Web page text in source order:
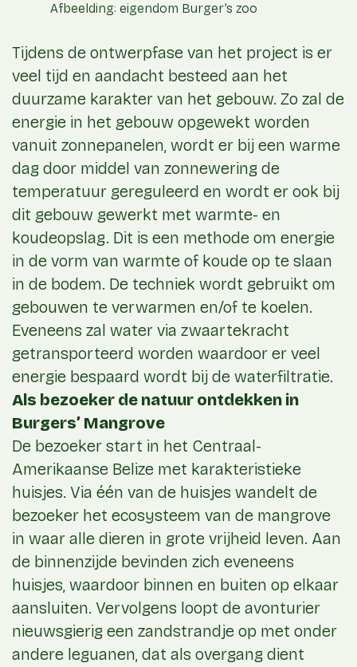
Afbeelding: eigendom Burger’s zoo
Tijdens de ontwerpfase van het project is er
veel tijd en aandacht besteed aan het
duurzame karakter van het gebouw. Zo zal de
energie in het gebouw opgewekt worden
vanuit zonnepanelen, wordt er bij een warme
dag door middel van zonnewering de
temperatuur gereguleerd en wordt er ook bij
dit gebouw gewerkt met warmte- en
koudeopslag. Dit is een methode om energie
in de vorm van warmte of koude op te slaan
in de bodem. De techniek wordt gebruikt om
gebouwen te verwarmen en/of te koelen.
Eveneens zal water via zwaartekracht
getransporteerd worden waardoor er veel
energie bespaard wordt bij de waterfiltratie.
Als bezoeker de natuur ontdekken in
Burgers’ Mangrove
De bezoeker start in het Centraal-
Amerikaanse Belize met karakteristieke
huisjes. Via één van de huisjes wandelt de
bezoeker het ecosysteem van de mangrove
in waar alle dieren in grote vrijheid leven. Aan
de binnenzijde bevinden zich eveneens
huisjes, waardoor binnen en buiten op elkaar
aansluiten. Vervolgens loopt de avonturier
nieuwsgierig een zandstrandje op met onder
andere leguanen, dat als overgang dient